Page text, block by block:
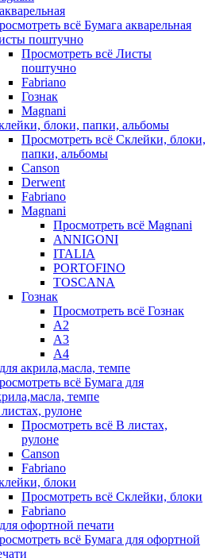
всё Бумага акварельная
поштучно
Просмотреть всё Листы
поштучно
Fabriano
Гознак
Magnani
блоки, папки, альбомы
Просмотреть всё Склейки, блоки,
папки, альбомы
Canson
Derwent
Fabriano
Magnani
Просмотреть всё Magnani
ANNIGONI
ITALIA
PORTOFINO
TOSCANA
Гознак
Просмотреть всё Гознак
А2
А3
А4
акрила,масла, темпе
всё Бумага для
темпе
рулоне
Просмотреть всё В листах,
рулоне
Canson
Fabriano
блоки
Просмотреть всё Склейки, блоки
Fabriano
офортной печати
всё Бумага для офортной